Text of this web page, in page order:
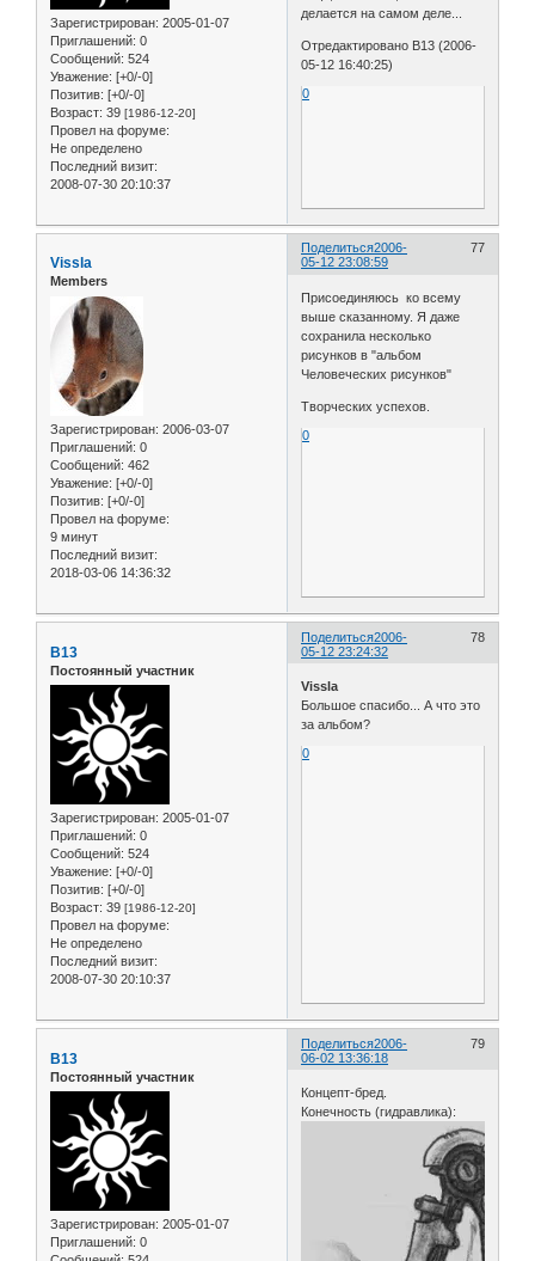
Зарегистрирован: 2005-01-07
Приглашений: 0
Сообщений: 524
Уважение: [+0/-0]
Позитив: [+0/-0]
Возраст: 39 [1986-12-20]
Провел на форуме:
Не определено
Последний визит:
2008-07-30 20:10:37
делается на самом деле...
Отредактировано B13 (2006-
05-12 16:40:25)
0
Поделиться 77
2006-
05-12 23:08:59
Vissla
Members
Зарегистрирован: 2006-03-07
Приглашений: 0
Сообщений: 462
Уважение: [+0/-0]
Позитив: [+0/-0]
Провел на форуме:
9 минут
Последний визит:
2018-03-06 14:36:32
Присоединяюсь ко всему
выше сказанному. Я даже
сохранила несколько
рисунков в "альбом
Человеческих рисунков"
Творческих успехов.
0
Поделиться 78
2006-
05-12 23:24:32
B13
Постоянный участник
Зарегистрирован: 2005-01-07
Приглашений: 0
Сообщений: 524
Уважение: [+0/-0]
Позитив: [+0/-0]
Возраст: 39 [1986-12-20]
Провел на форуме:
Не определено
Последний визит:
2008-07-30 20:10:37
Vissla
Большое спасибо... А что это
за альбом?
0
Поделиться 79
2006-
06-02 13:36:18
B13
Постоянный участник
Зарегистрирован: 2005-01-07
Приглашений: 0
Концепт-бред.
Конечность (гидравлика):